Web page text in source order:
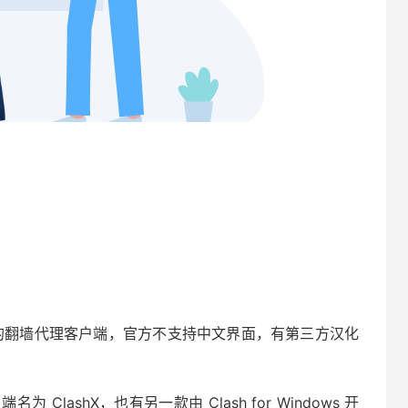
墙代理客户端，官方不支持中文界面，有第三方汉化
名为 ClashX，也有另一款由 Clash for Windows 开